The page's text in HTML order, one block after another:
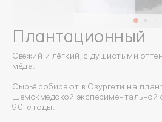
Плантационный
Свежий и лёгкий, с душистыми
мёда.
Сырьё собирают в Озургети на
Шемокмедской экспериментальной
90-е годы.